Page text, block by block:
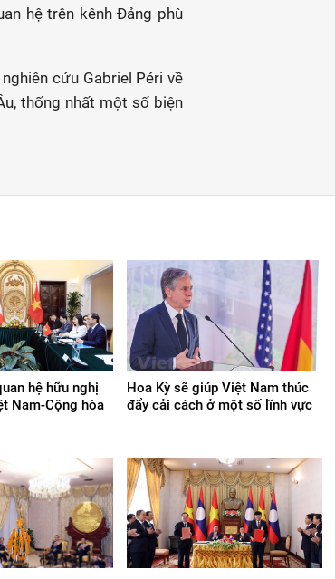
hệ trên kênh Đảng phù
cứu Gabriel Péri về
thống nhất một số biện
hệ hữu nghị
Nam-Cộng hòa
Hoa Kỳ sẽ giúp Việt Nam thúc
đẩy cải cách ở một số lĩnh vực